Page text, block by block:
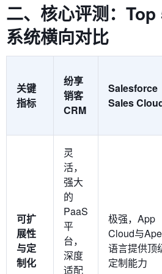
二、核心评测：
系统横向对比
关键
指标
纷享
销客
CRM
Salesforce
Sales
可扩
展性
与定
制化
灵
活，
强大
的
PaaS
平
台，
深度
适配
极强，App
Cloud与
语言提供顶
定制能力